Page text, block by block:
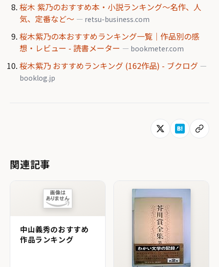
桜木 紫乃のおすすめ本・小説ランキング〜名作、人
気、定番など〜 — retsu-business.com
桜木紫乃の本おすすめランキング一覧｜作品別の感
想・レビュー - 読書メーター — bookmeter.com
桜木紫乃 おすすめランキング (162作品) - ブクログ —
booklog.jp
関連記事
中山義秀のおすすめ
作品ランキング